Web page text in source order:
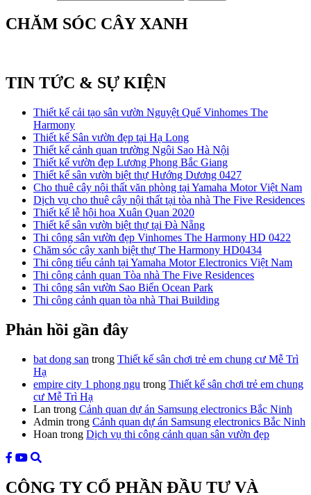
CHĂM SÓC CÂY XANH
TIN TỨC & SỰ KIỆN
Thiết kế cải tạo sân vườn Nguyệt Quế Vinhomes The
Harmony
Thiết kế Sân vườn đẹp tại Hạ Long
Thiết kế cảnh quan trường Ngôi Sao Hà Nội
Thiết kế vườn đẹp Lương Phong Bắc Giang
Thiết kế sân vườn biệt thự Hướng Dương 0427
Cho thuê cây nội thất văn phòng tại Yamaha Motor Việt Nam
Dịch vụ cho thuê cây nội thất tại tòa nhà The Five Residences
Thiết kế lễ hội hoa Xuân Quan 2020
Thiết kế sân vườn biệt thự tại Đà Nẵng
Thi công sân vườn đẹp Vinhomes The Harmony HD 0422
Chăm sóc cây xanh biệt thự The Harmony HD0434
Thi công tiểu cảnh tại Yamaha Motor Electronics Việt Nam
Thi công cảnh quan Tòa nhà The Five Residences
Thi công sân vườn Sao Biển Ocean Park
Thi công cảnh quan tòa nhà Thai Building
Phản hồi gần đây
bat dong san trong Thiết kế sân chơi trẻ em chung cư Mễ Trì
Hạ
empire city 1 phong ngu trong Thiết kế sân chơi trẻ em chung
cư Mễ Trì Hạ
Lan trong Cảnh quan dự án Samsung electronics Bắc Ninh
Admin trong Cảnh quan dự án Samsung electronics Bắc Ninh
Hoan trong Dịch vụ thi công cảnh quan sân vườn đẹp
CÔNG TY CỔ PHẦN ĐẦU TƯ VÀ